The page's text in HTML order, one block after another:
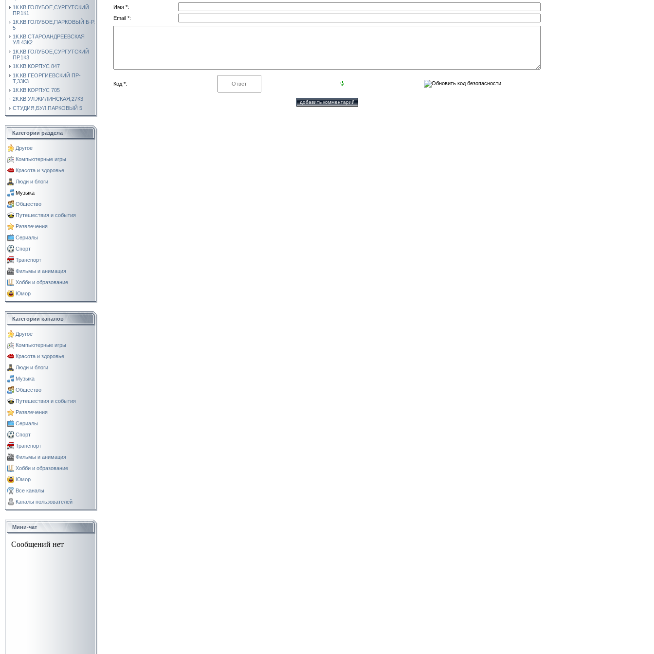
1К.КВ.ГОЛУБОЕ,СУРГУТСКИЙ
ПР.1К1
1К.КВ.ГОЛУБОЕ,ПАРКОВЫЙ Б-Р.
5
1К.КВ.СТАРОАНДРЕЕВСКАЯ
УЛ.43К2
1К.КВ.ГОЛУБОЕ,СУРГУТСКИЙ
ПР.1К3
1К.КВ.КОРПУС 847
1К.КВ.ГЕОРГИЕВСКИЙ ПР-
Т,33К3
1К.КВ.КОРПУС 705
2К.КВ.УЛ.ЖИЛИНСКАЯ,27К3
СТУДИЯ,БУЛ.ПАРКОВЫЙ 5
Категории раздела
Другое
Компьютерные игры
Красота и здоровье
Люди и блоги
Музыка
Общество
Путешествия и события
Развлечения
Сериалы
Спорт
Транспорт
Фильмы и анимация
Хобби и образование
Юмор
Категории каналов
Другое
Компьютерные игры
Красота и здоровье
Люди и блоги
Музыка
Общество
Путешествия и события
Развлечения
Сериалы
Спорт
Транспорт
Фильмы и анимация
Хобби и образование
Юмор
Все каналы
Каналы пользователей
Мини-чат
Имя *:
Email *:
Код *: